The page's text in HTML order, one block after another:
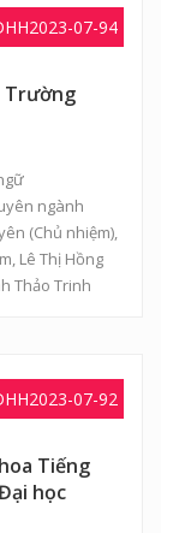
07-94
Trường
ngành
(Chủ nhiệm),
, Lê Thị Hồng
Thảo Trinh
07-92
Tiếng
học